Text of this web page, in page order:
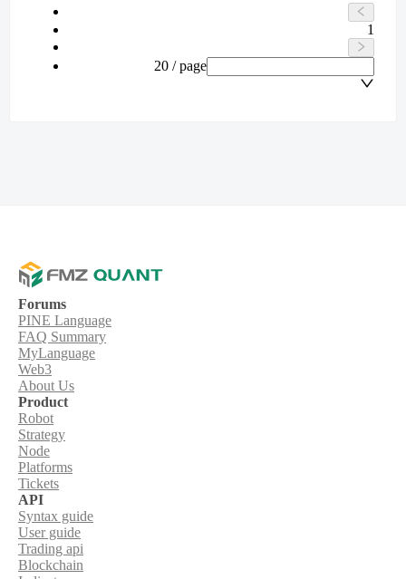
1
20 / page
Forums
PINE Language
FAQ Summary
MyLanguage
Web3
About Us
Product
Robot
Strategy
Node
Platforms
Tickets
API
Syntax guide
User guide
Trading api
Blockchain